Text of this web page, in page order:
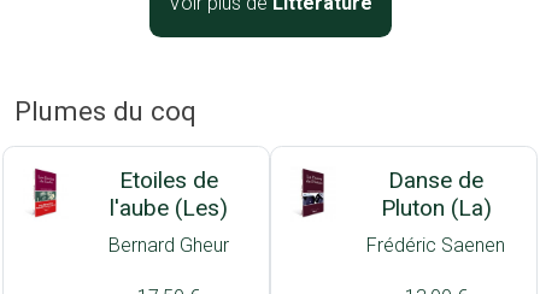
Plumes du coq
Etoiles de
l'aube (Les)
Bernard Gheur
Danse de
Pluton (La)
Frédéric Saenen